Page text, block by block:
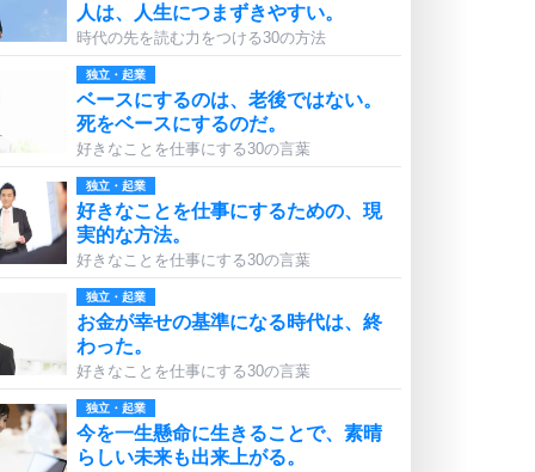
人は、人生につまずきやすい。
時代の先を読む力をつける30の方法
独立・起業
ベースにするのは、老後ではない。
死をベースにするのだ。
好きなことを仕事にする30の言葉
独立・起業
好きなことを仕事にするための、現
実的な方法。
好きなことを仕事にする30の言葉
独立・起業
お金が幸せの基準になる時代は、終
わった。
好きなことを仕事にする30の言葉
独立・起業
今を一生懸命に生きることで、素晴
らしい未来も出来上がる。